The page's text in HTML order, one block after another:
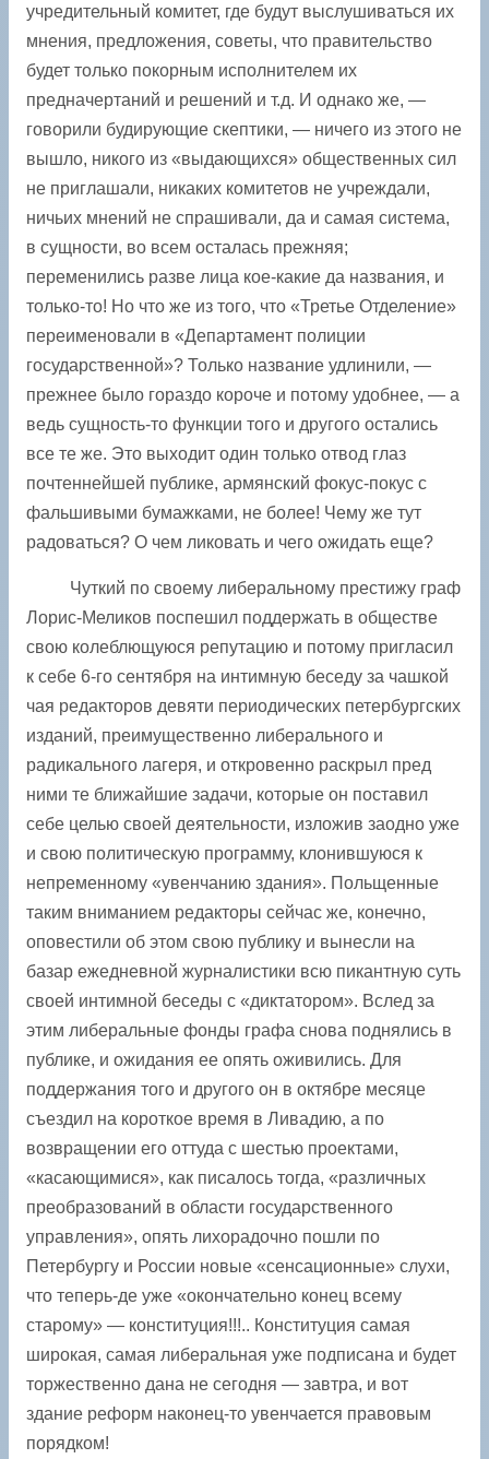
учредительный комитет, где будут выслушиваться их
мнения, предложения, советы, что правительство
будет только покорным исполнителем их
предначертаний и решений и т.д. И однако же, —
говорили ­будирующие скептики, — ничего из этого не
вышло, никого из «выдающихся» общественных сил
не приглашали, никаких комитетов не учреждали,
ничьих мнений не спрашивали, да и самая система,
в сущности, во всем осталась прежняя;
переменились разве лица кое-какие да названия, и
только-то! Но что же из того, что «Третье Отделение»
переименовали в «Департамент полиции
государственной»? Только название удлинили, —
прежнее было гораздо короче и потому удобнее, — а
ведь сущность-то функции того и другого остались
все те же. Это выходит один только отвод глаз
почтеннейшей публике, армянский фокус-покус с
фальшивыми бумажками, не более! Чему же тут
радоваться? О чем ликовать и чего ожидать еще?
Чуткий по своему либеральному престижу граф
Лорис-Меликов поспешил поддержать в обществе
свою колеблющуюся репутацию и потому пригласил
к себе 6-го сентября на интимную беседу за чашкой
чая редакторов девяти периодических петербургских
изданий, преимущественно либерального и
радикального лагеря, и откровенно раскрыл пред
ними те ближайшие задачи, которые он поставил
себе целью своей деятельности, изложив заодно уже
и свою политическую программу, клонившуюся к
непременному «увенчанию здания». Польщенные
таким вниманием редакторы сейчас же, конечно,
оповестили об этом свою публику и вынесли на
базар ежедневной журналистики всю пикантную суть
своей интимной беседы с «диктатором». Вслед за
этим либеральные фонды графа снова поднялись в
публике, и ожидания ее опять оживились. Для
поддержания того и другого он в ­октябре месяце
съездил на короткое время в Ливадию, а по
возвращении его оттуда с шестью проектами,
«касающимися», как писалось тогда, «различных
преобразований в области государственного
управления», опять лихорадочно пошли по
Петербургу и России новые «сенсационные» слухи,
что теперь-де уже «окончательно конец всему
старому» — конституция!!!.. Конституция самая
широкая, самая либеральная уже подписана и будет
торжественно дана не сегодня — завтра, и вот
здание реформ наконец-то увенчается правовым
порядком!